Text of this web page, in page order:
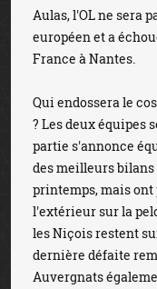
Aulas, l'OL ne sera
européen et a
France à Nantes.
Qui endossera le
? Les deux équipes
partie s'annonce
des meilleurs
printemps, mais
l'extérieur sur la
les Niçois restent
dernière défaite
Auvergnats